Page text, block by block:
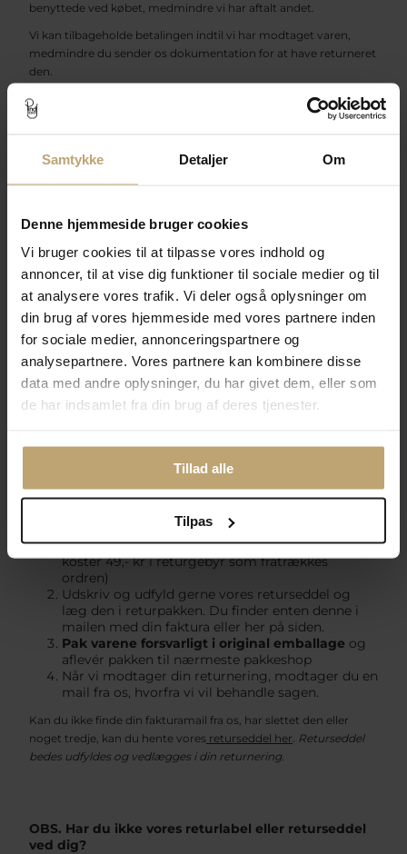
Samtykke Detaljer Om
Denne hjemmeside bruger cookies
Vi bruger cookies til at tilpasse vores indhold og
annoncer, til at vise dig funktioner til sociale medier og til
at analysere vores trafik. Vi deler også oplysninger om
din brug af vores hjemmeside med vores partnere inden
for sociale medier, annonceringspartnere og
analysepartnere. Vores partnere kan kombinere disse
data med andre oplysninger, du har givet dem, eller som
de har indsamlet fra din brug af deres tjenester.
Tillad alle
Tilpas
benyttede ved købet, medmindre vi har aftalt andet.
Vi kan tilbageholde betalingen indtil vi har modtaget varen,
medmindre du sender os dokumentation for at have returneret
den.
Varer sendes gerne med PostNord eller GLS
Varen sendes til:
Pind J Design ApS
Gerritsgade 44
Pakker sendt til Pakkeboks modtages ikke.
Husk at vedlægge kopi af faktura samt gernereturseddel
Vi modtager kun pakker, som sendes direkte til adressen. Vi
modtager ikke pakker som leveres ufranco eller pr. efterkrav.
Du kan også fortryde købet ved at give os besked og aflevere
den personligt på ovenstående adresse.
Hvordan sender man retur?
Det er nemt at returnere dit køb hvis du har fortrudt. Mod
, kan du benytte vores vedlagte
med vedlagt returseddel.
Brug vedlagt returlabel og sæt på pakken (Det
koster 49,- kr i returgebyr som fratrækkes
ordren)
Udskriv og udfyld gerne vores returseddel og
læg den i returpakken. Du finder enten denne i
mailen med din faktura eller her på siden.
Pak varene forsvarligt i original emballage og
aflevér pakken til nærmeste pakkeshop
Når vi modtager din returnering, modtager du en
mail fra os, hvorfra vi vil behandle sagen.
Kan du ikke finde din fakturamail fra os, har slettet den eller
noget tredje, kan du hente vores returseddel her. Returseddel
bedes udfyldes og vedlægges i din returnering.
OBS. Har du ikke vores returlabel eller returseddel
ved dig?